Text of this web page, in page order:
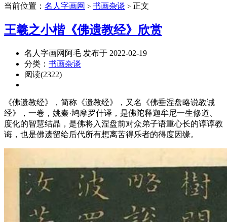
当前位置： 名人字画网 > 书画杂谈 > 正文
王羲之小楷《佛遗教经》欣赏
名人字画网阿毛 发布于 2022-02-19
分类： 书画杂谈
阅读(2322)
《佛遗教经》，简称《遗教经》，又名《佛垂涅盘略说教诫
经》，一卷，姚秦·鸠摩罗什译，是佛陀释迦牟尼一生修道、
度化的智慧结晶，是佛将入涅盘前对众弟子语重心长的谆谆教
诲，也是佛遗留给后代所有想离苦得乐者的得度因缘。